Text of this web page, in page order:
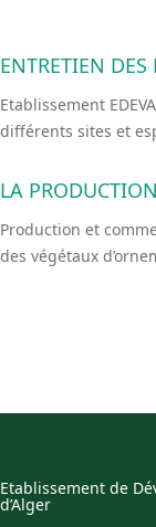
ENTRETIEN DES
Etablissement
différents sites et
LA
Production et
des végétaux
Etablissement de
d’Alger